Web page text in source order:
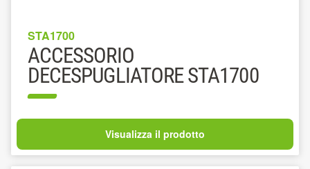
STA1700
ACCESSORIO
DECESPUGLIATORE STA1700
Visualizza il prodotto